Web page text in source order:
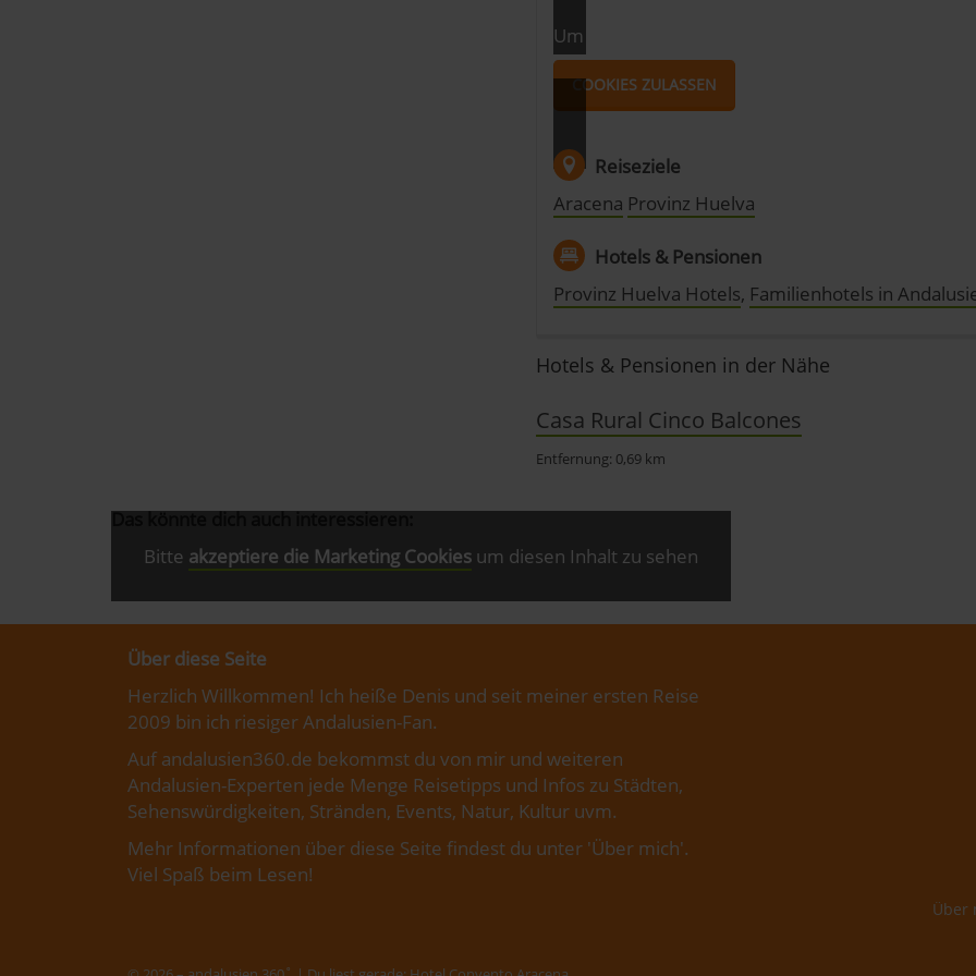
Um dir die Karte anschauen zu können, musst du
COOKIES ZULASSEN
Reiseziele
Aracena Provinz Huelva
Hotels & Pensionen
Provinz Huelva Hotels, Familienhotels in
Hotels & Pensionen in der Nähe
Casa Rural Cinco Balcones
Entfernung: 0,69 km
Das könnte dich auch interessieren:
Bitte akzeptiere die Marketing Cookies um diesen Inhalt zu sehen
Über diese Seite
Herzlich Willkommen! Ich heiße Denis und seit meiner ersten Reise
2009 bin ich riesiger Andalusien-Fan.
Auf andalusien360.de bekommst du von mir und weiteren
Andalusien-Experten jede Menge Reisetipps und Infos zu Städten,
Sehenswürdigkeiten, Stränden, Events, Natur, Kultur uvm.
Mehr Informationen über diese Seite findest du unter 'Über mich'.
Viel Spaß beim Lesen!
Über